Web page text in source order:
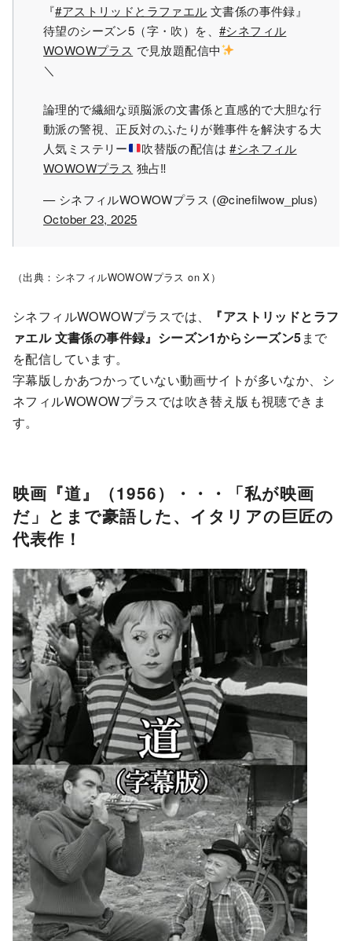
『#アストリッドとラファエル 文書係の事件録』
待望のシーズン5（字・吹）を、 #シネフィル
WOWOWプラス で見放題配信中
＼
論理的で繊細な頭脳派の文書係と直感的で大胆な行
動派の警視、正反対のふたりが難事件を解決する大
人気ミステリー
吹替版の配信は#シネフィル
WOWOWプラス 独占‼
— シネフィルWOWOWプラス (@cinefilwow_plus)
October 23, 2025
（出典：シネフィルWOWOWプラス on X）
シネフィルWOWOWプラスでは、
『アストリッドとラフ
ァエル 文書係の事件録』シーズン1からシーズン5まで
を配信しています。
字幕版しかあつかっていない動画サイトが多いなか、シ
ネフィルWOWOWプラスでは吹き替え版も視聴できま
す。
映画『道』（1956）・・・「私が映画
だ」とまで豪語した、イタリアの巨匠の
代表作！